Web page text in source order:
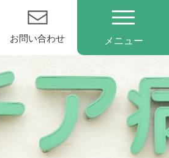
お問い合わせ メニュー